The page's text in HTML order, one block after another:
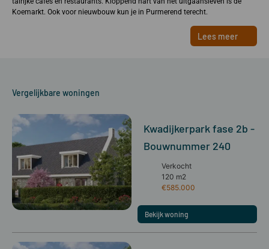
Koemarkt. Ook voor nieuwbouw kun je in Purmerend terecht.
Lees meer
Vergelijkbare woningen
Kwadijkerpark fase 2b -
Bouwnummer 240
Verkocht
120 m2
€585.000
Bekijk woning